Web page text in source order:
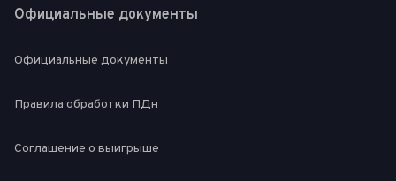
Официальные документы
Официальные документы
Правила обработки ПДн
Соглашение о выигрыше